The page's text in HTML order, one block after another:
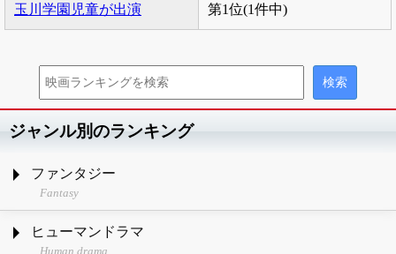
玉川学園児童が出演 第1位(1件中)
ジャンル別のランキング
ファンタジー
Fantasy
ヒューマンドラマ
Human drama